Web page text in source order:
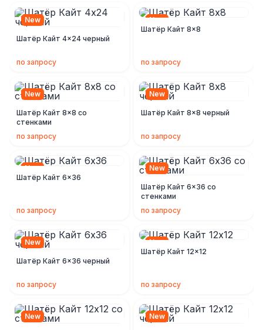
New
Шатёр Кайт 4x24 черный
по запросу
New
Шатёр Кайт 8x8
по запросу
New
Шатёр Кайт 8x8 со
стенками
по запросу
New
Шатёр Кайт 8x8 черный
по запросу
New
Шатёр Кайт 6x36
по запросу
New
Шатёр Кайт 6x36 со
стенками
по запросу
New
Шатёр Кайт 6x36 черный
по запросу
New
Шатёр Кайт 12x12
по запросу
New New